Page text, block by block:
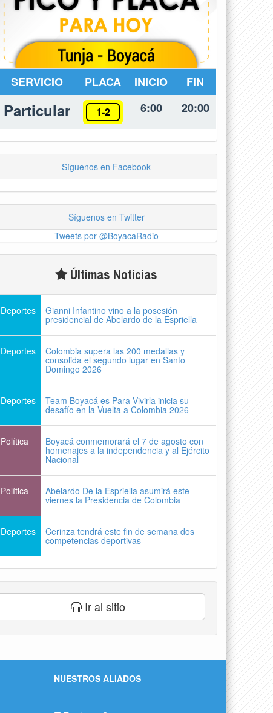
SERVICIO PLACA INICIO FIN
Particular 1-2 6:00 20:00
Síguenos en Facebook
Síguenos en Twitter
Tweets por @BoyacaRadio
Últimas Noticias
Deportes Gianni Infantino vino a la posesión
presidencial de Abelardo de la Espriella
Deportes Colombia supera las 200 medallas y
consolida el segundo lugar en Santo
Domingo 2026
Deportes Team Boyacá es Para Vivirla inicia su
desafío en la Vuelta a Colombia 2026
Política Boyacá conmemorará el 7 de agosto con
homenajes a la independencia y al Ejército
Nacional
Política Abelardo De la Espriella asumirá este
viernes la Presidencia de Colombia
Deportes Cerinza tendrá este fin de semana dos
competencias deportivas
Ir al sitio
NUESTROS ALIADOS